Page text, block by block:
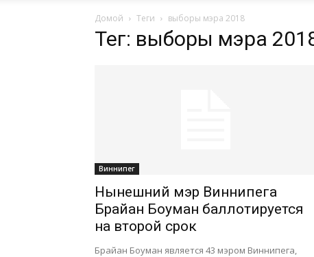
Домой Теги выборы мэра 2018
Тег: выборы мэра
Виннипег
Нынешний мэр Виннипега
Брайан Боуман баллотируется
на второй срок
Брайан Боуман является 43 мэром Виннипега,